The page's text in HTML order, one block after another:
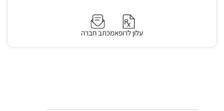
עלון לרופאמכתב חברה